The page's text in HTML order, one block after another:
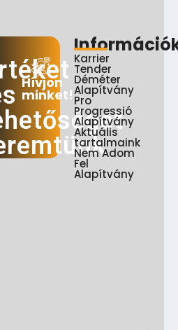
Hívjon
minket!
Karrier
Tender
Déméter
Alapítvány
Pro
Progressió
Alapítvány
Aktuális
tartalmaink
Nem Adom
Fel
Alapítvány